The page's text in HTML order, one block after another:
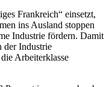
Frankreich“ einsetzt,
ins Ausland stoppen
Industrie fördern. Damit
der Industrie
Arbeiterklasse